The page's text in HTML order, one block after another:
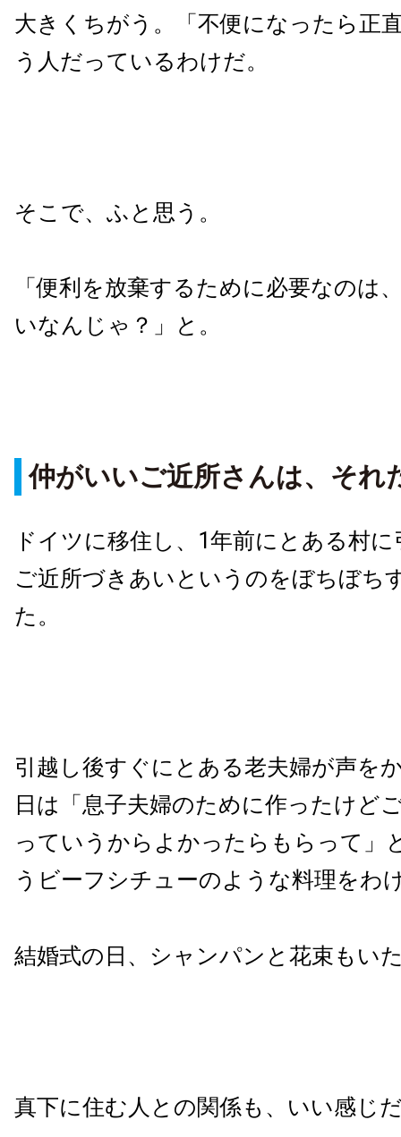
大きくちがう。「不便になったら正
う人だっているわけだ。
そこで、ふと思う。
「便利を放棄するために必要なのは
いなんじゃ？」と。
仲がいいご近所さんは、それ
ドイツに移住し、1年前にとある村
ご近所づきあいというのをぼちぼち
た。
引越し後すぐにとある老夫婦が声を
日は「息子夫婦のために作ったけど
っていうからよかったらもらって」
うビーフシチューのような料理をわ
結婚式の日、シャンパンと花束もい
真下に住む人との関係も、いい感じ